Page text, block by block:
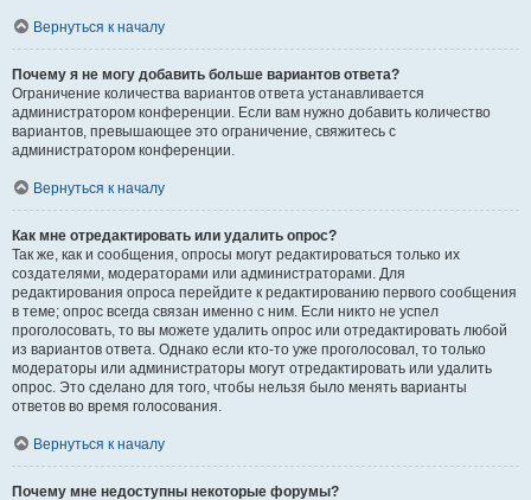
Вернуться к началу
Почему я не могу добавить больше вариантов ответа?
Ограничение количества вариантов ответа устанавливается
администратором конференции. Если вам нужно добавить количество
вариантов, превышающее это ограничение, свяжитесь с
администратором конференции.
Вернуться к началу
Как мне отредактировать или удалить опрос?
Так же, как и сообщения, опросы могут редактироваться только их
создателями, модераторами или администраторами. Для
редактирования опроса перейдите к редактированию первого сообщения
в теме; опрос всегда связан именно с ним. Если никто не успел
проголосовать, то вы можете удалить опрос или отредактировать любой
из вариантов ответа. Однако если кто-то уже проголосовал, то только
модераторы или администраторы могут отредактировать или удалить
опрос. Это сделано для того, чтобы нельзя было менять варианты
ответов во время голосования.
Вернуться к началу
Почему мне недоступны некоторые форумы?